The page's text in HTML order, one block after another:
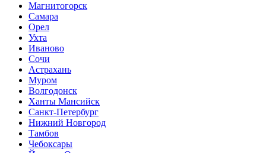
Магнитогорск
Самара
Орел
Ухта
Иваново
Сочи
Астрахань
Муром
Волгодонск
Ханты Мансийск
Санкт-Петербург
Нижний Новгород
Тамбов
Чебоксары